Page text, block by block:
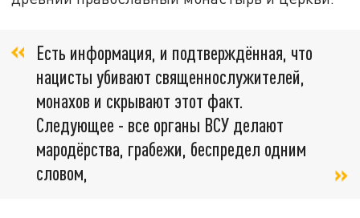
Есть информация, и подтверждённая, что
нацисты убивают священнослужителей,
монахов и скрывают этот факт.
Следующее - все органы ВСУ делают
мародёрства, грабежи, беспредел одним
словом,